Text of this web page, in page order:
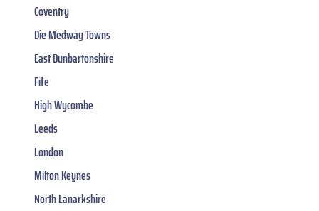
Coventry
Die Medway Towns
East Dunbartonshire
Fife
High Wycombe
Leeds
London
Milton Keynes
North Lanarkshire